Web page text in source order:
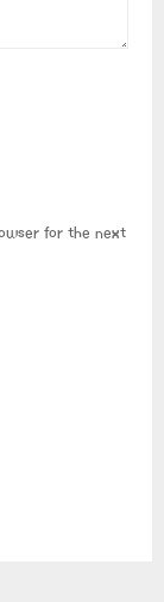
for the next